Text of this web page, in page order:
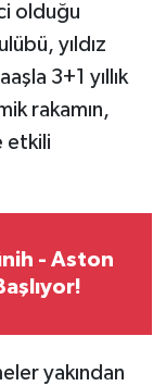
olduğu
yıldız
3+1 yıllık
rakamın,
etkili
- Aston
yakından